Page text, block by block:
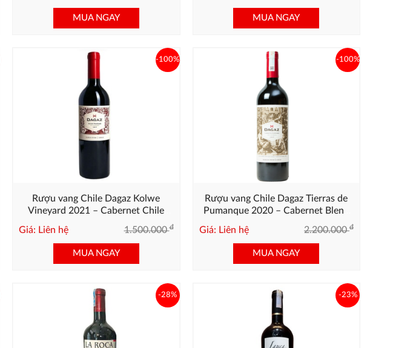
MUA NGAY MUA NGAY
Rượu vang Chile Dagaz Kolwe
Vineyard 2021 – Cabernet Chile
Giá: Liên hệ 1.500.000đ
-100%
MUA NGAY
Rượu vang Chile Dagaz Tierras de
Pumanque 2020 – Cabernet Blend
Giá: Liên hệ 2.200.000đ
-100%
MUA NGAY
-28% -23%